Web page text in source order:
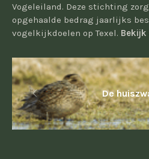
Vogeleiland. Deze stichting
opgehaalde bedrag jaarlijks
vogelkijkdoelen op Texel. Bekijk
De